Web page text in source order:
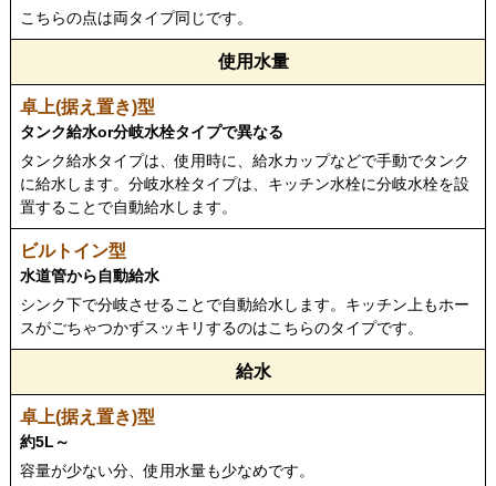
こちらの点は両タイプ同じです。
使用水量
タンク給水or分岐水栓タイプで異なる
タンク給水タイプは、使用時に、給水カップなどで手動でタンク
に給水します。分岐水栓タイプは、キッチン水栓に分岐水栓を設
置することで自動給水します。
水道管から自動給水
シンク下で分岐させることで自動給水します。キッチン上もホー
スがごちゃつかずスッキリするのはこちらのタイプです。
給水
約5L～
容量が少ない分、使用水量も少なめです。